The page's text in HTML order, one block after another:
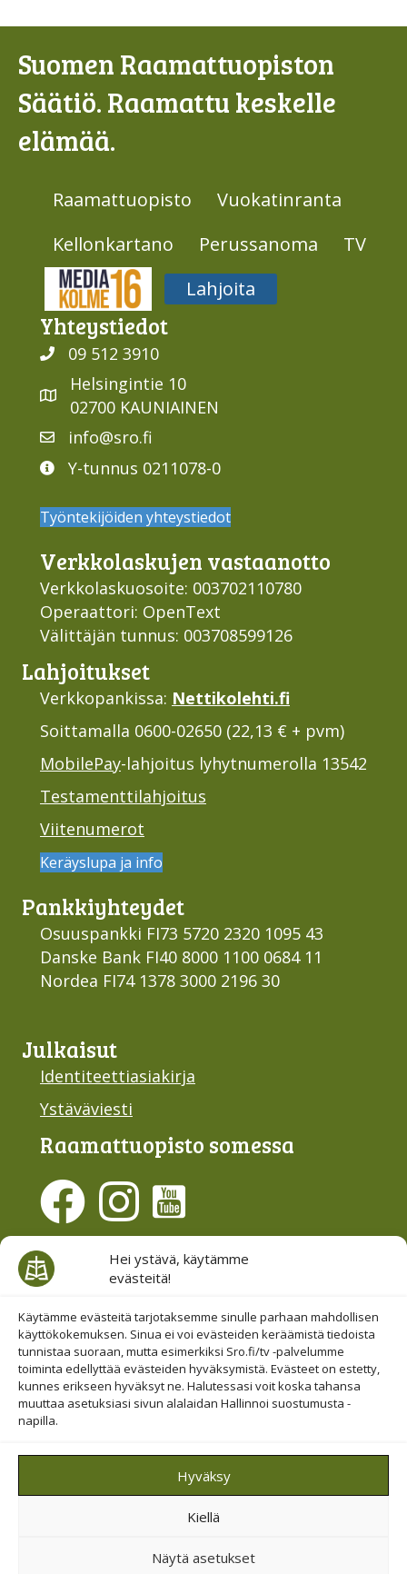
Hei ystävä, käytämme
evästeitä!
Käytämme evästeitä tarjotaksemme sinulle parhaan mahdollisen
käyttökokemuksen. Sinua ei voi evästeiden keräämistä tiedoista
tunnistaa suoraan, mutta esimerkiksi Sro.fi/tv -palvelumme
toiminta edellyttää evästeiden hyväksymistä. Evästeet on estetty,
kunnes erikseen hyväksyt ne. Halutessasi voit koska tahansa
muuttaa asetuksiasi sivun alalaidan Hallinnoi suostumusta -
napilla.
Hyväksy
Kiellä
Näytä asetukset
Suomen Raamattuopiston
Säätiö. Raamattu keskelle
elämää.
Raamattuopisto
Vuokatinranta
Kellonkartano
Perussanoma
TV
Media316
Lahjoita
Yhteys­tiedot
09 512 3910
Helsingintie 10
02700 KAUNIAINEN
info@sro.fi
Y-tunnus 0211078-0
Työntekijöiden yhteystiedot
Verkko­laskujen vastaan­otto
Verkkolaskuosoite: 003702110780
Operaattori: OpenText
Välittäjän tunnus: 003708599126
Lahjoi­tukset
Verkkopankissa: Nettikolehti.fi
Soittamalla 0600-02650 (22,13 € + pvm)
MobilePay-lahjoitus lyhytnumerolla 13542
Testamenttilahjoitus
Viitenumerot
Keräyslupa ja info
Pankki­yhteydet
Osuuspankki FI73 5720 2320 1095 43
Danske Bank FI40 8000 1100 0684 11
Nordea FI74 1378 3000 2196 30
Julkaisut
Identiteettiasiakirja
Ystäväviesti
Raamattu­opisto somessa
Evästesuostumus
Hallinnoi evästeitä
Etsi sivuiltamme
© 2019-2026 Suomen Raamattuopiston Säätiö
Saavutettavuus huomioitu
Tietosuojajaehdot